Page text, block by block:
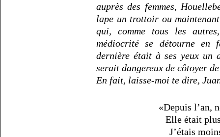
auprès des femmes,
lape un trottoir ou
qui, comme tous les
médiocrité se détourne en
dernière était à ses yeux un
serait dangereux de côtoyer
En fait, laisse-moi te dire,
«Depuis l’an,
Elle était
J’étais